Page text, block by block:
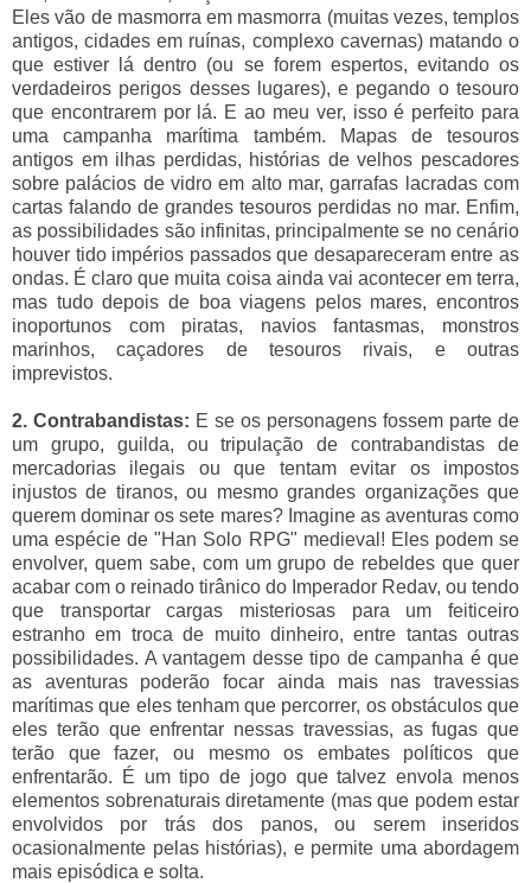
Eles vão de masmorra em masmorra (muitas vezes, templos
antigos, cidades em ruínas, complexo cavernas) matando o
que estiver lá dentro (ou se forem espertos, evitando os
verdadeiros perigos desses lugares), e pegando o tesouro
que encontrarem por lá. E ao meu ver, isso é perfeito para
uma campanha marítima também. Mapas de tesouros
antigos em ilhas perdidas, histórias de velhos pescadores
sobre palácios de vidro em alto mar, garrafas lacradas com
cartas falando de grandes tesouros perdidas no mar. Enfim,
as possibilidades são infinitas, principalmente se no cenário
houver tido impérios passados que desapareceram entre as
ondas. É claro que muita coisa ainda vai acontecer em terra,
mas tudo depois de boa viagens pelos mares, encontros
inoportunos com piratas, navios fantasmas, monstros
marinhos, caçadores de tesouros rivais, e outras
imprevistos.
2. Contrabandistas: E se os personagens fossem parte de
um grupo, guilda, ou tripulação de contrabandistas de
mercadorias ilegais ou que tentam evitar os impostos
injustos de tiranos, ou mesmo grandes organizações que
querem dominar os sete mares? Imagine as aventuras como
uma espécie de "Han Solo RPG" medieval! Eles podem se
envolver, quem sabe, com um grupo de rebeldes que quer
acabar com o reinado tirânico do Imperador Redav, ou tendo
que transportar cargas misteriosas para um feiticeiro
estranho em troca de muito dinheiro, entre tantas outras
possibilidades. A vantagem desse tipo de campanha é que
as aventuras poderão focar ainda mais nas travessias
marítimas que eles tenham que percorrer, os obstáculos que
eles terão que enfrentar nessas travessias, as fugas que
terão que fazer, ou mesmo os embates políticos que
enfrentarão. É um tipo de jogo que talvez envola menos
elementos sobrenaturais diretamente (mas que podem estar
envolvidos por trás dos panos, ou serem inseridos
ocasionalmente pelas histórias), e permite uma abordagem
mais episódica e solta.